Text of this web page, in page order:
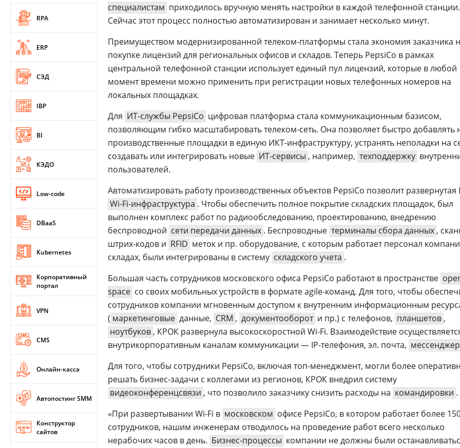
RPA
ERP
СЭД
IBP
BI
КЭДО
Low-code
DBaaS
Kubernetes
Корпоративный
портал
VPN
CMS
Онлайн-касса
Автопостинг SMM
Конструктор
сайтов
специалистам приходилось вручную менять настройки в каждой телефонной станции.
Сейчас этот процесс полностью автоматизирован и занимает несколько минут.
Преимуществом модернизированной телеком-платформы стала экономия заказчика
покупке лицензий для региональных офисов и складов. Теперь PepsiCo в рамках
центральной телефонной станции использует единый пул лицензий, которые в любой
момент времени можно применить при регистрации новых телефонных номеров на
локальных площадках.
Для ИТ-службы PepsiCo цифровая платформа стала коммуникационным базисом,
позволяющим гибко масштабировать телеком-сеть. Она позволяет быстро добавлять
производственные площадки в единую ИКТ-инфраструктуру, устранять неполадки на
создавать или интегрировать новые ИТ-сервисы , например, техподдержку
пользователей.
Автоматизировать работу производственных объектов PepsiCo позволит
Wi-Fi-инфраструктура . Чтобы обеспечить полное покрытие складских площадок, был
выполнен комплекс работ по радиообследованию, проектированию, внедрению
беспроводной сети передачи данных . Беспроводные терминалы сбора данных ,
штрих-кодов и RFID меток и пр. оборудование, с которым работает персонал
складах, были интегрированы в систему складского учета .
Большая часть сотрудников московского офиса PepsiCo работают в пространстве
space со своих мобильных устройств в формате agile-команд. Для того, чтобы
сотрудников компании мгновенным доступом к внутренним информационным
( маркетинговые данные, CRM , документооборот и пр.) с телефонов, планшетов ,
ноутбуков , КРОК развернула высокоскоростной Wi-Fi. Взаимодействие
внутрикорпоративным каналам коммуникации — IP-телефония, эл. почта,
Для того, чтобы сотрудники PepsiCo, включая топ-менеджмент, могли более
решать бизнес-задачи с коллегами из регионов, КРОК внедрил систему
видеоконференцсвязи , что позволило заказчику снизить расходы на командировки .
«При развертывании Wi-Fi в московском офисе PepsiCo, в котором работает более
сотрудников, нашим инженерам отводилось на проведение работ всего несколько
нерабочих часов в день. Бизнес-процессы компании не должны были